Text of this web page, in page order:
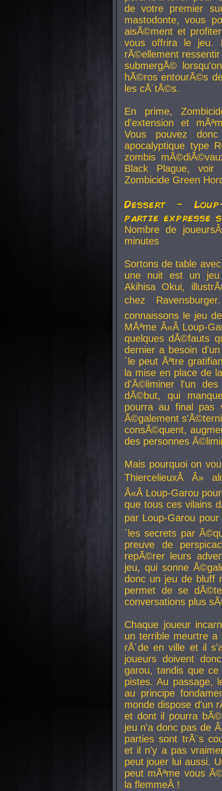
de votre premier
mastodonte, vous
aisÃ©ment et
vous offrira le jeu.
rÃ©ellement
submergÃ©
hÃ©ros entourÃ©s
les cÃ´tÃ©s.
En prime,
d'extension et
Vous pouvez
apocalyptique type
zombis
Black Plague,
Zombicide Green
Dessert -
partie expresse
Nombre de
minutes
Sortons de table
une nuit est un
Akihisa Okui,
chez
connaissons le jeu
MÃªme Â«Â Loup-
quelques dÃ©fauts
dernier a besoin
´le peut Ãªtre
la mise en place de
d'Ã©liminer l'un
dÃ©but, qui
pourra au final pas
Ã©galement
consÃ©quent,
des personnes
Mais pourquoi on
ThiercelieuxÂ Â»
Â«Â Loup-Garou
que tous ces vilains
par Loup-Garou
´les secrets par
preuve de
repÃ©rer leurs
jeu, qui sonne
donc un jeu de bluff
permet de se
conversations plus
Chaque joueur
un terrible meurtre
rÃ´de en ville et il
joueurs doivent
garou, tandis que
pistes. Au passage,
au principe
monde dispose d'un
et dont il pourra
jeu n'a donc pas de
parties sont trÃ¨s
et il n'y a pas
peut jouer lui aussi.
peut mÃªme vous
la flemmeÂ !